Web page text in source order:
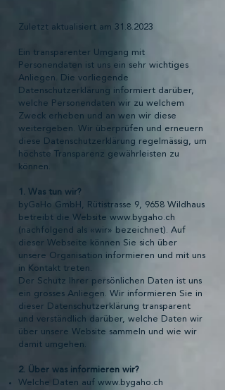
Zuletzt aktualisiert am 31.8.2023
Ein transparenter Umgang mit
Personendaten ist uns ein sehr wichtiges
Anliegen. Die vorliegende
Datenschutzerklärung informiert darüber,
welche Personendaten wir zu welchem
Zweck erheben und an wen wir diese
weitergeben. Wir überprüfen und erneuern
diese Datenschutzerklärung regelmässig, um
höchste Transparenz gewährleisten zu
können.​
1. Was tun wir?
byGaHo GmbH, Rütistrasse 9, 9658 Wildhaus
betreibt die Website www.bygaho.ch
(nachfolgend als «wir» bezeichnet). Auf
dieser Webseite können Sie sich über
unsere Organisation informieren und mit uns
in Kontakt treten.
Der Schutz Ihrer persönlichen Daten ist uns
ein grosses Anliegen. Wir informieren Sie in
dieser Datenschutzerklärung transparent
und verständlich darüber, welche Daten wir
über unsere Website sammeln und wie wir
damit umgehen.
2. Über was informieren wir?
Welche Daten auf www.bygaho.ch